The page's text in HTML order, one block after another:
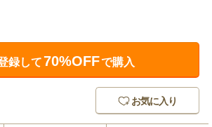
録して70%OFFで購入
お気に入り